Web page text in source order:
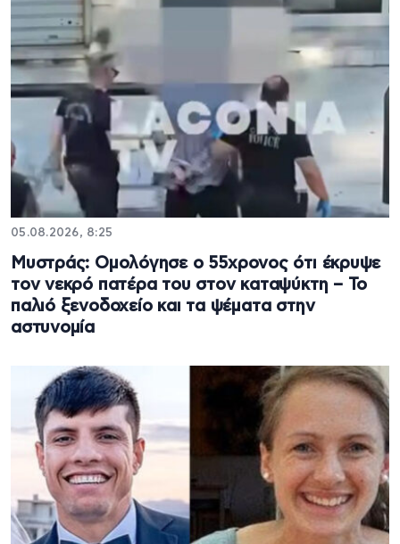
05.08.2026, 8:25
Μυστράς: Ομολόγησε ο 55χρονος ότι έκρυψε
τον νεκρό πατέρα του στον καταψύκτη – Το
παλιό ξενοδοχείο και τα ψέματα στην
αστυνομία